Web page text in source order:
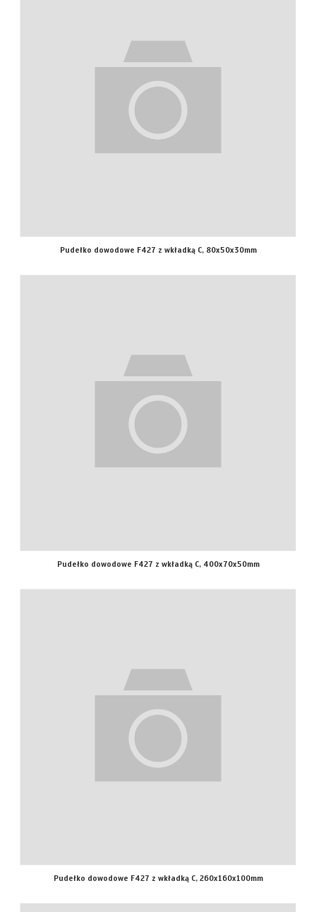
Pudełko dowodowe F427 z wkładką C, 80x50x30mm
Pudełko dowodowe F427 z wkładką C, 400x70x50mm
Pudełko dowodowe F427 z wkładką C, 260x160x100mm